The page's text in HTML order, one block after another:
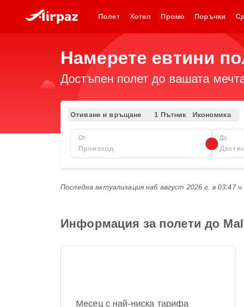
Полет Хотел Промо Поръчки
Намерете евтини
Достъпен полет до вашата
Отиване и връщане 1 Пътник Икономика
От До
Последна актуализация на6 август 2026 г. в 03:47
Информация за полети до
Месец с най-ниска тарифа